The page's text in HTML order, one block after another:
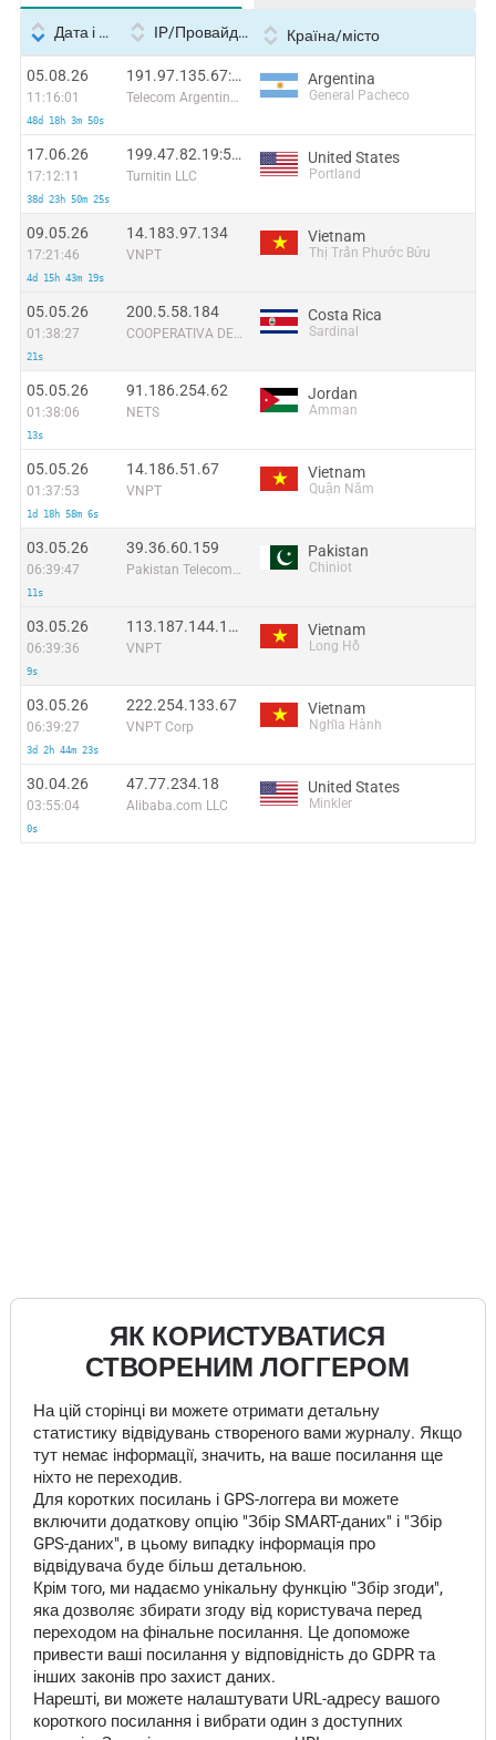
Дата і час IP/Провайдер Країна/місто
05.08.26
11:16:01
48d 18h 3m 50s
191.97.135.67:44638
Telecom Argentina S.A
Argentina
General Pacheco
17.06.26
17:12:11
38d 23h 50m 25s
199.47.82.19:55548
Turnitin LLC
United States
Portland
09.05.26
17:21:46
4d 15h 43m 19s
14.183.97.134
VNPT
Vietnam
Thị Trấn Phước Bửu
05.05.26
01:38:27
21s
200.5.58.184
COOPERATIVA DE ELECTRIFICACIÓN RURAL DE GUANACASTE R.L.
Costa Rica
Sardinal
05.05.26
01:38:06
13s
91.186.254.62
NETS
Jordan
Amman
05.05.26
01:37:53
1d 18h 58m 6s
14.186.51.67
VNPT
Vietnam
Quận Năm
03.05.26
06:39:47
11s
39.36.60.159
Pakistan Telecommuication company limited
Pakistan
Chiniot
03.05.26
06:39:36
9s
113.187.144.194
VNPT
Vietnam
Long Hồ
03.05.26
06:39:27
3d 2h 44m 23s
222.254.133.67
VNPT Corp
Vietnam
Nghĩa Hành
30.04.26
03:55:04
0s
47.77.234.18
Alibaba.com LLC
United States
Minkler
ЯК КОРИСТУВАТИСЯ
СТВОРЕНИМ ЛОГГЕРОМ
На цій сторінці ви можете отримати детальну
статистику відвідувань створеного вами журналу. Якщо
тут немає інформації, значить, на ваше посилання ще
ніхто не переходив.
Для коротких посилань і GPS-логгера ви можете
включити додаткову опцію "Збір SMART-даних" і "Збір
GPS-даних", в цьому випадку інформація про
відвідувача буде більш детальною.
Крім того, ми надаємо унікальну функцію "Збір згоди",
яка дозволяє збирати згоду від користувача перед
переходом на фінальне посилання. Це допоможе
привести ваші посилання у відповідність до GDPR та
інших законів про захист даних.
Нарешті, ви можете налаштувати URL-адресу вашого
короткого посилання і вибрати один з доступних